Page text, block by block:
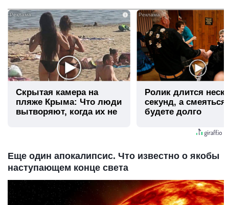
i
Скрытая камера на
пляже Крыма: Что люди
вытворяют, когда их не
Ролик длится
секунд, а
будете долго
Еще один апокалипсис. Что известно о якобы
наступающем конце света